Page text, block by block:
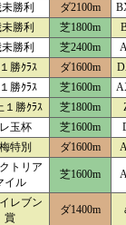
勝利 ダ2100m
勝利 芝1800m
勝利 芝2400m
勝ｸﾗｽ ダ1600m
勝ｸﾗｽ 芝1600m
１勝ｸﾗｽ 芝1800m
玉杯 芝1600m
特別 ダ1600m
トリア
イル
芝1600m
レブン
賞
ダ1400m